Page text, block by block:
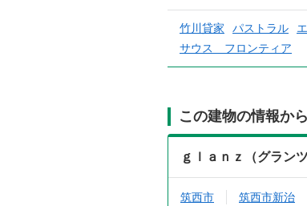
竹川貸家 パストラル
サウス フロンティア
この建物の情報か
ｇｌａｎｚ（グラン
筑西市 筑西市新治